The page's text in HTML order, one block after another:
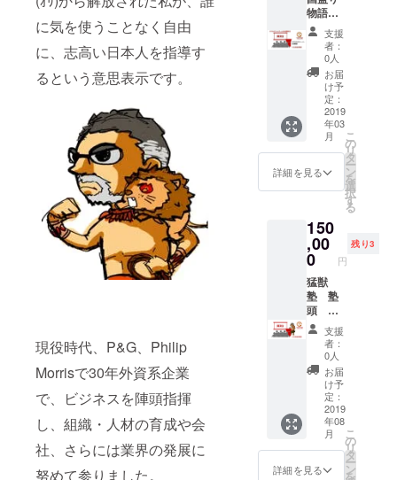
に気を使うことなく自由
に、志高い日本人を指導す
るという意思表示です。
現役時代、P&G、Philip
Morrisで30年外資系企業
で、ビジネスを陣頭指揮
し、組織・人材の育成や会
社、さらには業界の発展に
努めて参りました。
スキルを社
内外に指
導。販売企
画マネー
ジャーとし
て日用品・
医薬品等の
様々なカテ
ゴリー・ブ
ランドの販
案、パン
パース、
ジョイ、
VICS諸製品
等の数々の
新製品発売
を成功に導
本職はセー
ルス＆マー
ケティング
分市内
猛獣塾
Webコ
ミュニ
ティ/ビ
ジネス
クラブ
説明
会 参
加権利
開催は
翌日８
す ※日
程は、
都合に
より変
更の可
能性が
ありま
す ※交
通費
は、ご
負担お
願いし
ます ※
終了
後、場
所等の
詳細を
メール
物語を
プロ
デュー
スして
います
CAMPF
IRE公式
キュ
レー
ター
大村和
彦 講演
会を開
（日本
国内）
通常講
師料
１０８
０００
円をＣ
ＡＭＰ
ＦＩＲ
Ｅ特別
価格５
０００
０円
【内
容】 ク
ラウド
ファン
ディン
支援
者：
0人
お届
け予
定：
2019
年03
月
詳細を見る
こ
の
リ
タ
ー
ン
を
選
択
す
る
150
,00
0 円
残り3
猛獣
塾 塾
頭 西
田浩史
講演会
を開催
する権
利（日
本国
内） 通
常講師
料 ９
０分４
８６，
支援
者：
0人
お届
け予
定：
2019
年08
月
詳細を見る
こ
の
リ
タ
ー
ン
を